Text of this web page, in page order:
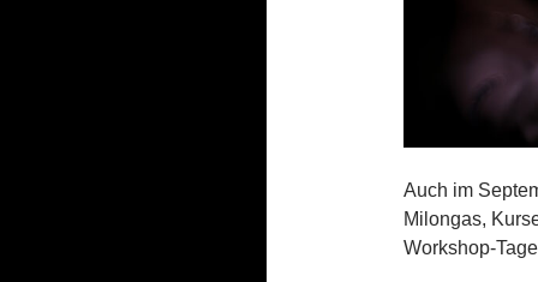
Auch im
Milongas,
Workshop-